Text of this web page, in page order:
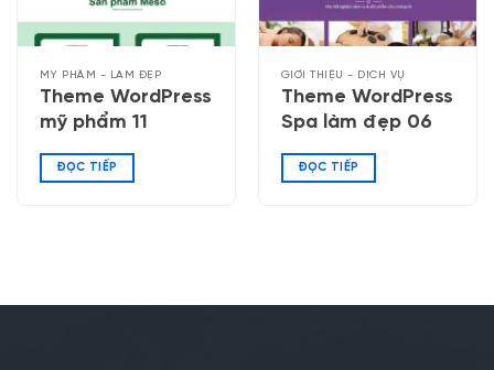
MỸ PHẨM - LÀM ĐẸP
Theme WordPress
mỹ phẩm 11
ĐỌC TIẾP
GIỚI THIỆU - DỊCH VỤ
Theme WordPress
Spa làm đẹp 06
ĐỌC TIẾP